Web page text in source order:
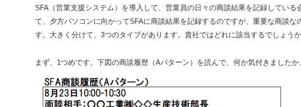
SFA（営業支援システム）を導入して、営業員の日々の商談結果を記録してい
て、夕方パソコンに向かってSFAに商談結果を記録するのですが、重要な商談な
す。大きく分けて、3つのタイプがあります。貴社ではどれに該当するでしょうか
まず、1つめです。下図の商談履歴（Aパターン）を読んで、何か気付きましたか